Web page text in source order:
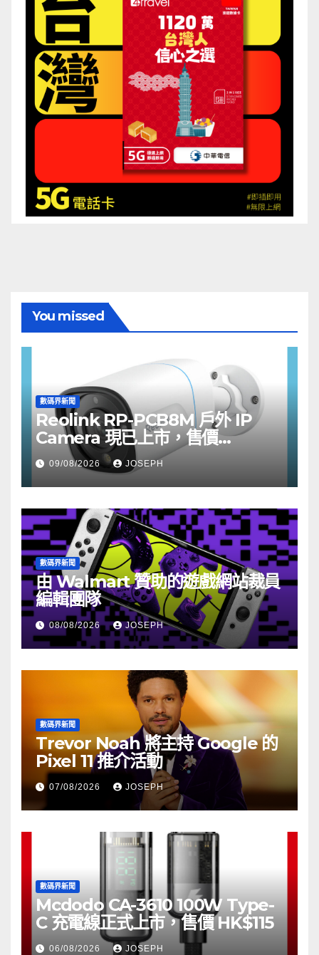
You missed
數碼界新聞
Reolink RP-PCB8M 戶外 IP
Camera 現已上市，售價
HK$722
09/08/2026 JOSEPH
數碼界新聞
由 Walmart 贊助的遊戲網站裁員
編輯團隊
08/08/2026 JOSEPH
數碼界新聞
Trevor Noah 將主持 Google 的
Pixel 11 推介活動
07/08/2026 JOSEPH
數碼界新聞
Mcdodo CA-3610 100W Type-
C 充電線正式上市，售價 HK$115
06/08/2026 JOSEPH